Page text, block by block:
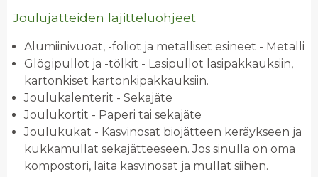
Joulujätteiden lajitteluohjeet
Alumiinivuoat, -foliot ja metalliset esineet - Metalli
Glögipullot ja -tölkit - Lasipullot lasipakkauksiin,
kartonkiset kartonkipakkauksiin.
Joulukalenterit - Sekajäte
Joulukortit - Paperi tai sekajäte
Joulukukat - Kasvinosat biojätteen keräykseen ja
kukkamullat sekajätteeseen. Jos sinulla on oma
kompostori, laita kasvinosat ja mullat siihen.